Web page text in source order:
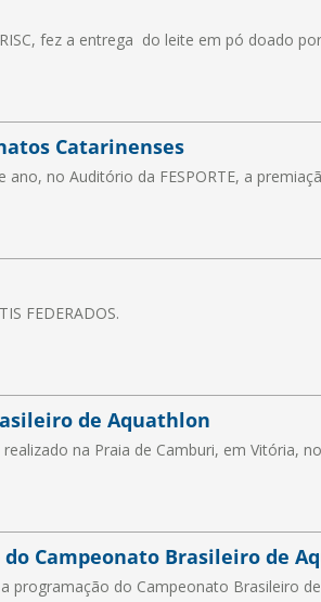
fez a entrega do leite em pó doado
Catarinenses
no Auditório da FESPORTE, a
FEDERADOS.
de Aquathlon
na Praia de Camburi, em Vitória,
Campeonato Brasileiro de
programação do Campeonato Brasileiro